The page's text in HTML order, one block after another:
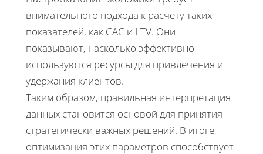
внимательного подхода к расчету таких
показателей, как CAC и LTV. Они
показывают, насколько эффективно
используются ресурсы для привлечения и
удержания клиентов.
Таким образом, правильная интерпретация
данных становится основой для принятия
стратегически важных решений. В итоге,
оптимизация этих параметров способствует